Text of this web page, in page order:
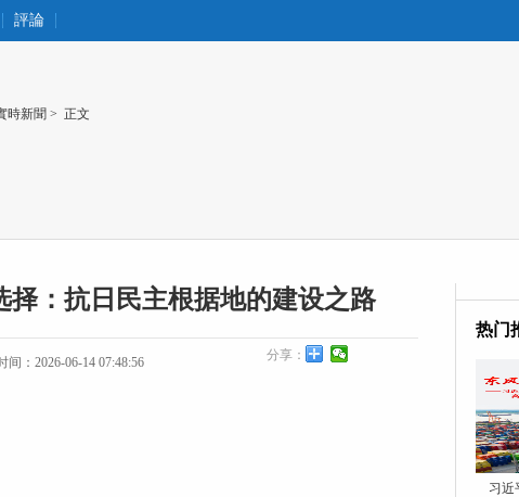
評論
時新聞 > 正文
择：抗日民主根据地的建设之路
间：2026-06-14 07:48:56 分享：
热门
习近